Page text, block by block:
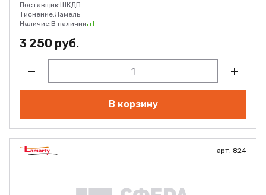
Поставщик:ШКДП
Тиснение:Ламель
Наличие:В наличии
3 250 руб.
В корзину
арт. 824